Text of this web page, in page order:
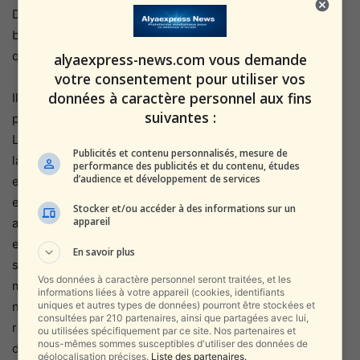
D’un autre côté, K, qui a réussi le test, dit: « Elle m’a
beaucoup blessé, certains ont encore mal pendant
quelques minutes, et d’autres plusieurs heures. »
Il s’agit d’une différence naturelle de sensibilité d’une
personne à l’autre
Le Dr Peter Friedman, médecin et chirurgien principal de
la gorge à l’hôpital du Salut, n’est pas surpris par l’écart
entre les personnes et explique que « lorsque les enfants
et même les adultes viennent pour un vaccin ou des
analyses de sang, vous constatez un écart de réaction
entre les personnes. Certaines personnes sont plus
sensibles et certaines sont moins sensibles. Il en va de
même pour le nez, certaines personnes sont
naturellement plus sensibles à cette région, ou leur
réponse est plus élevée et certaines ont un seuil
d’émotion plus élevé .
alyaexpress-news.com vous demande
votre consentement pour utiliser vos
données à caractère personnel aux fins
suivantes :
Publicités et contenu personnalisés, mesure de
performance des publicités et du contenu, études
d’audience et développement de services
Stocker et/ou accéder à des informations sur un
appareil
En savoir plus
Vos données à caractère personnel seront traitées, et les
informations liées à votre appareil (cookies, identifiants
uniques et autres types de données) pourront être stockées et
consultées par 210 partenaires, ainsi que partagées avec lui,
ou utilisées spécifiquement par ce site. Nos partenaires et
nous-mêmes sommes susceptibles d'utiliser des données de
géolocalisation précises. Liste des partenaires.